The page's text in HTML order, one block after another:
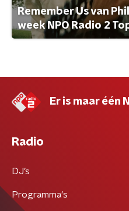
Remember Us van
week NPO Radio 2
Er is maar één
Radio
DJ’s
Programma's